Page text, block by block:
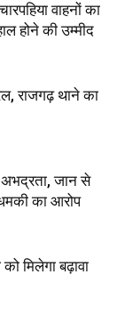
वाहनों का
होने की उम्मीद
राजगढ़ थाने का
जान से
का आरोप
मिलेगा बढ़ावा